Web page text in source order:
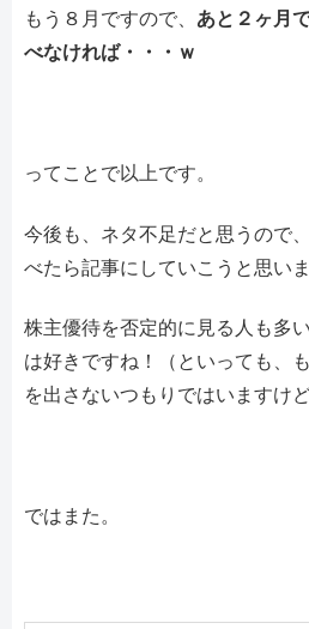
もう８月ですので、 あと２ヶ月
べなければ・・・ｗ
ってことで以上です。
今後も、ネタ不足だと思うので
べたら記事にしていこうと思いま
株主優待を否定的に見る人も多
は好きですね！（といっても、
を出さないつもりではいますけど
ではまた。